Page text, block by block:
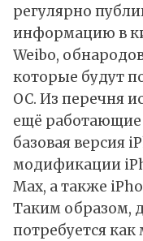
регулярно
информацию в
Weibo,
которые будут
ОС. Из перечня
ещё работающие
базовая версия
модификации
Max, а также
Таким образом,
потребуется